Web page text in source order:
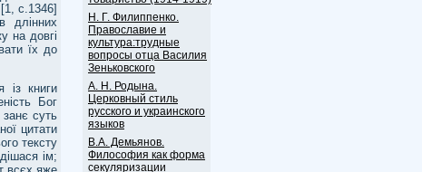
[1, с.1346]
длінних
на довгі
їх до
із книги
Бог
суть
цитати
тексту
ім;
Н. Г. Филиппенко.
Православие и
культура:трудные
вопросы отца Василия
Зеньковского
А. Н. Родына.
Церковный стиль
русского и украинского
языков
В.А. Демьянов.
Философия как форма
секуляризации